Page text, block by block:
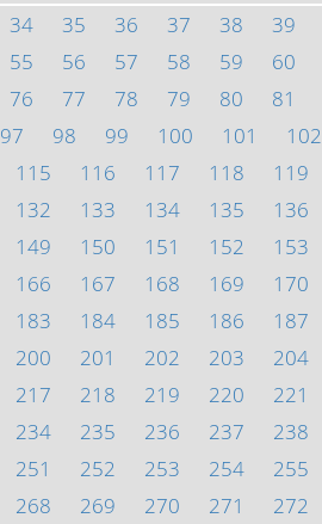
34 35 36 37 38 39
55 56 57 58 59 60
76 77 78 79 80 81
97 98 99 100 101 102
115 116 117 118 119
132 133 134 135 136
149 150 151 152 153
166 167 168 169 170
183 184 185 186 187
200 201 202 203 204
217 218 219 220 221
234 235 236 237 238
251 252 253 254 255
268 269 270 271 272